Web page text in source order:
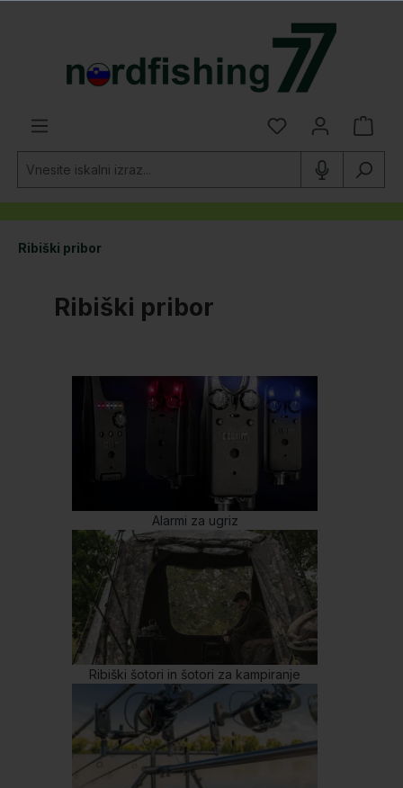
Ribiški pribor
Ribiški pribor
Alarmi za ugriz
Ribiški šotori in šotori za kampiranje